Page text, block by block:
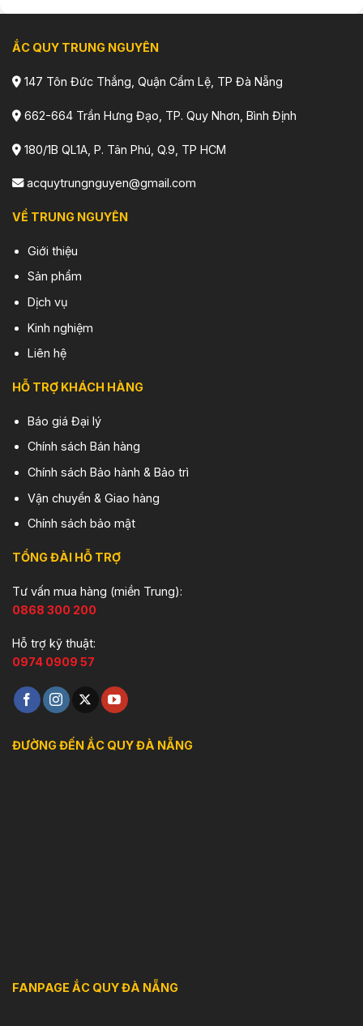
ẮC QUY TRUNG NGUYÊN
147 Tôn Đức Thắng, Quận Cẩm Lệ, TP Đà Nẵng
662-664 Trần Hưng Đạo, TP. Quy Nhơn, Bình Định
180/1B QL1A, P. Tân Phú, Q.9, TP HCM
acquytrungnguyen@gmail.com
VỀ TRUNG NGUYÊN
Giới thiệu
Sản phẩm
Dịch vụ
Kinh nghiệm
Liên hệ
HỖ TRỢ KHÁCH HÀNG
Báo giá Đại lý
Chính sách Bán hàng
Chính sách Bảo hành & Bảo trì
Vận chuyển & Giao hàng
Chính sách bảo mật
TỔNG ĐÀI HỖ TRỢ
Tư vấn mua hàng (miền Trung):
0868 300 200
Hỗ trợ kỹ thuật:
0974 0909 57
ĐƯỜNG ĐẾN ẮC QUY ĐÀ NẴNG
FANPAGE ẮC QUY ĐÀ NẴNG